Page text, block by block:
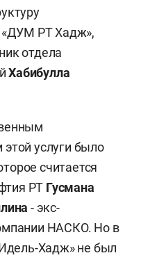
«ДУМ РТ Хадж»,
отдела
Хабибулла
услуги было
считается
РТ Гусмана
- экс-
НАСКО. Но в
Хадж» не был